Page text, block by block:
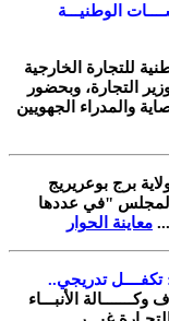
الوطنيـــة
التجارة، وبحضور
والمدراء الجهويين
برج بوعريريج
"في عددها
معاينة الحوار
تكفــــل تدريجي..
الأنبـــاء